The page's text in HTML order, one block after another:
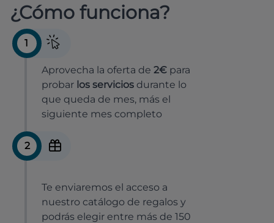
¿Cómo funciona?
1
Aprovecha la oferta de 2€ para
probar los servicios durante lo
que queda de mes, más el
siguiente mes completo
2
Te enviaremos el acceso a
nuestro catálogo de regalos y
podrás elegir entre más de 150